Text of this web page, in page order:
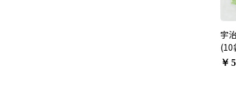
宇
(10
￥